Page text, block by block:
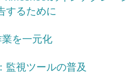
するために
を一元化
監視ツールの普及